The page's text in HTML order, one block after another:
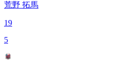
荒野 拓馬
19
5